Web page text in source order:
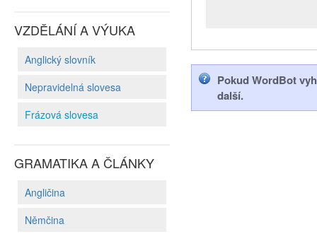
VZDĚLÁNÍ A VÝUKA
Anglický slovník
Nepravidelná slovesa
Frázová slovesa
GRAMATIKA A ČLÁNKY
Angličina
Němčina
Pokud WordBot
další.